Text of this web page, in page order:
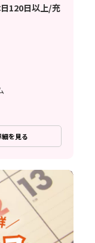
120日以上/充
細を見る